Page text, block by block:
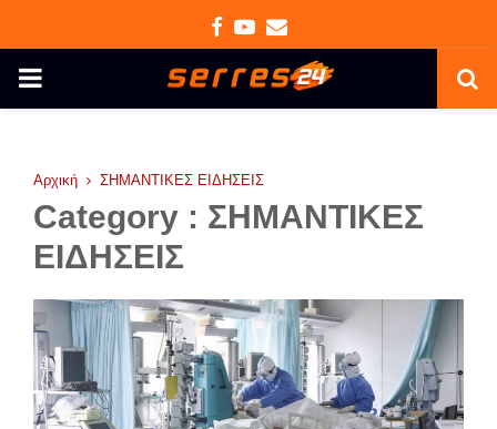
Facebook
Youtube
Email
PRIMARY
Αρχική ΣΗΜΑΝΤΙΚΕΣ ΕΙΔΗΣΕΙΣ
Category : ΣΗΜΑΝΤΙΚΕΣ
ΕΙΔΗΣΕΙΣ